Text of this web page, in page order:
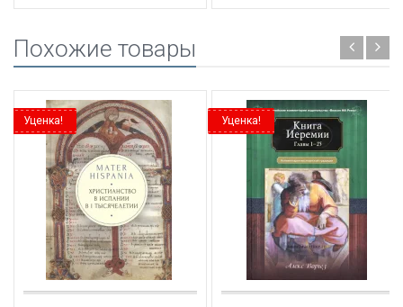
Похожие товары
Уценка! Уценка!